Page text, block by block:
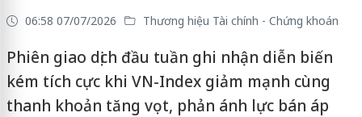
06:58 07/07/2026 Thương hiệu Tài chính - Chứng khoán
Phiên giao dịch đầu tuần ghi nhận diễn biến
kém tích cực khi VN-Index giảm mạnh cùng
thanh khoản tăng vọt, phản ánh lực bán áp